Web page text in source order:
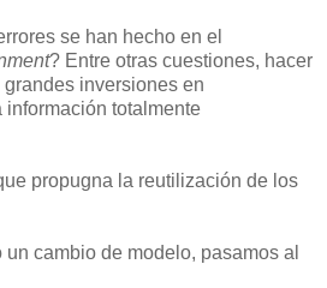
se han hecho en el
? Entre otras cuestiones, hacer
grandes inversiones en
información totalmente
propugna la reutilización de los
cambio de modelo, pasamos al